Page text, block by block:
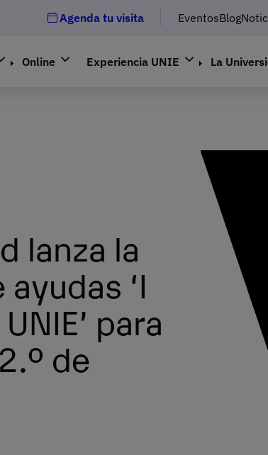
Agenda tu visita EventosBlog
Online Experiencia UNIE La
lanza la
‘I
para
de